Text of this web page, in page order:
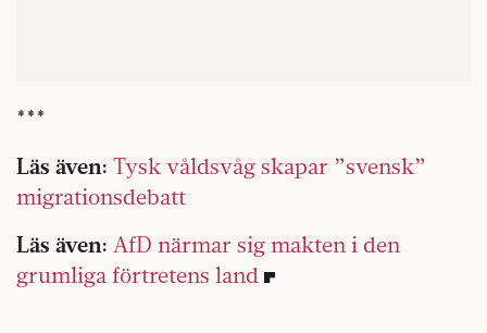
***
Läs även: Tysk våldsvåg skapar ”svensk”
migrationsdebatt
Läs även: AfD närmar sig makten i den
grumliga förtretens land